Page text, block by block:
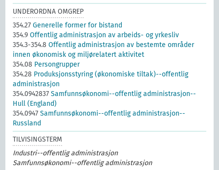
UNDERORDNA OMGREP
354.27Generelle former for bistand
354.9Offentlig administrasjon av arbeids- og yrkesliv
354.3-354.8Offentlig administrasjon av bestemte områder
innen økonomisk og miljørelatert aktivitet
354.08 Persongrupper
354.28 Produksjonsstyring (økonomiske tiltak)--offentlig
administrasjon
354.0942837Samfunnsøkonomi--offentlig administrasjon--
Hull (England)
354.0947Samfunnsøkonomi--offentlig administrasjon--
Russland
TILVISINGSTERM
Industri--offentlig administrasjon
Samfunnsøkonomi--offentlig administrasjon